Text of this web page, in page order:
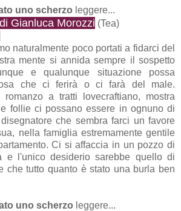
uno scherzo leggere...
Gianluca Morozzi (Tea)
naturalmente poco portati a fidarci del
mente si annida sempre il sospetto
e qualunque situazione possa
che ci ferirà o ci farà del male.
romanzo a tratti lovecraftiano, mostra
follie ci possano essere in ognuno di
che sembra farci un favore
nella famiglia estremamente gentile
Ci si affaccia in un pozzo di
e l'unico desiderio sarebbe quello di
che tutto quanto è stato una burla ben
uno scherzo leggere...